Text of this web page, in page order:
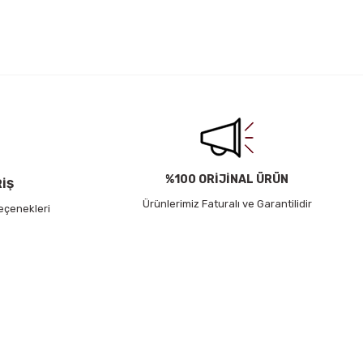
%100 ORİJİNAL ÜRÜN
Ürünlerimiz Faturalı ve Garantilidir